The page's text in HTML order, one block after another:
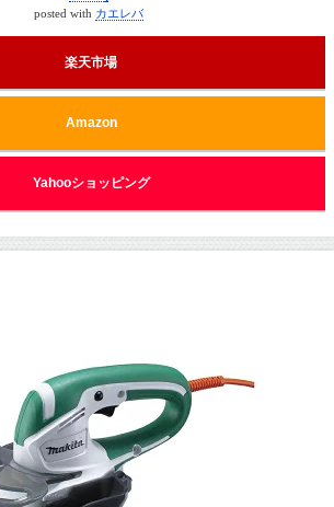
posted with カエレバ
楽天市場
Amazon
Yahooショッピング